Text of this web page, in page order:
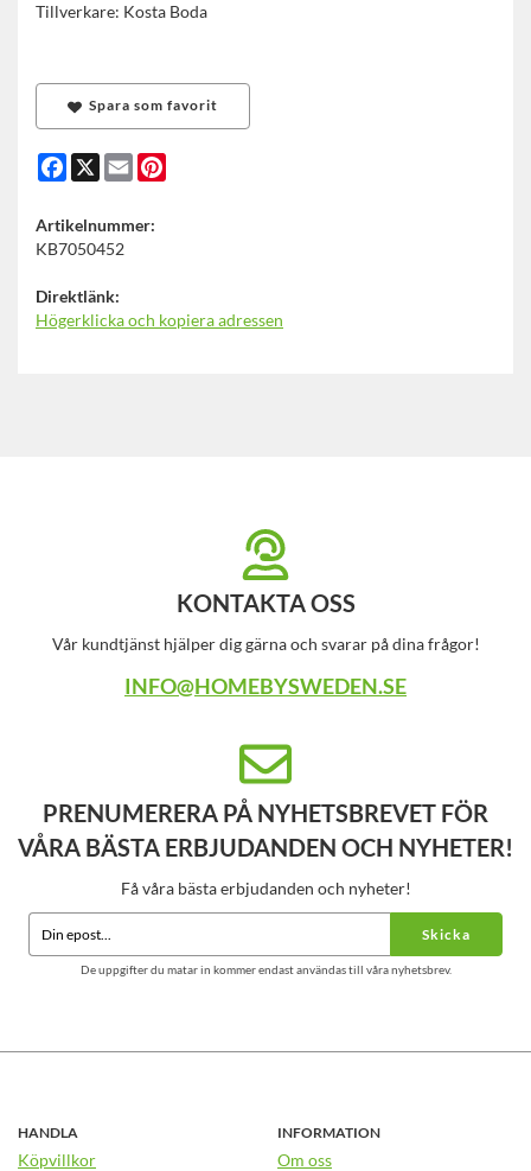
Tillverkare: Kosta Boda
Spara som favorit
Facebook
X Email
Artikelnummer:
KB7050452
Direktlänk:
Högerklicka och kopiera adressen
KONTAKTA OSS
Vår kundtjänst hjälper dig gärna och svarar på dina frågor!
INFO@HOMEBYSWEDEN.SE
PRENUMERERA PÅ NYHETSBREVET FÖR
VÅRA BÄSTA ERBJUDANDEN OCH NYHETER!
Få våra bästa erbjudanden och nyheter!
Skicka
De uppgifter du matar in kommer endast användas till våra nyhetsbrev.
HANDLA
Köpvillkor
INFORMATION
Om oss